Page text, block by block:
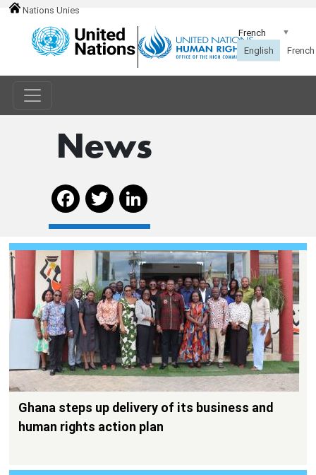
Nations Unies
News
Facebook
Twitter
LinkedIn
Ghana steps up delivery of its business and
human rights action plan